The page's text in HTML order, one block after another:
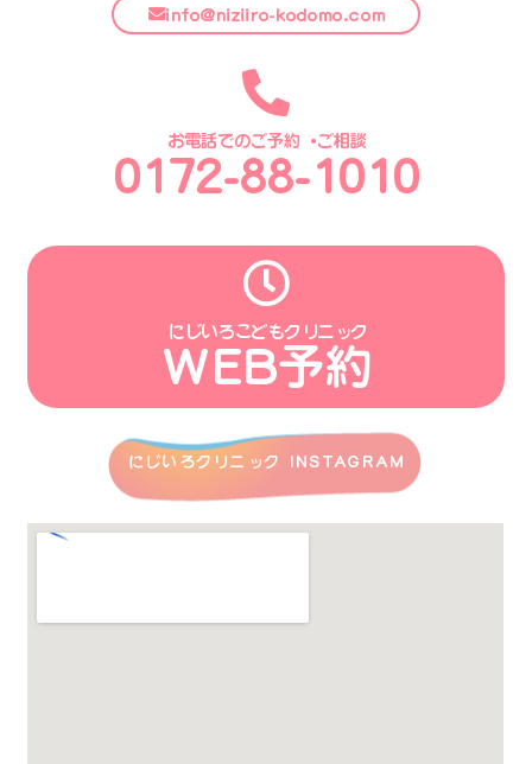
info@niziiro-kodomo.com
お電話でのご予約・ご相談
0172-88-1010
にじいろこどもクリニック
WEB予約
にじいろクリニック INSTAGRAM